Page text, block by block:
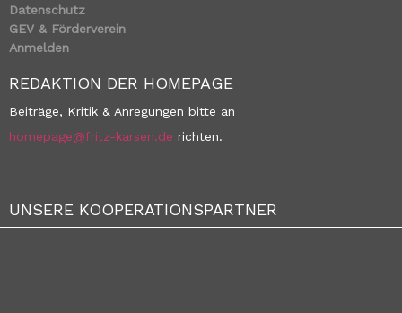
Datenschutz
GEV & Förderverein
Anmelden
REDAKTION DER HOMEPAGE
Beiträge, Kritik & Anregungen bitte an
homepage@fritz-karsen.de richten.
UNSERE KOOPERATIONSPARTNER